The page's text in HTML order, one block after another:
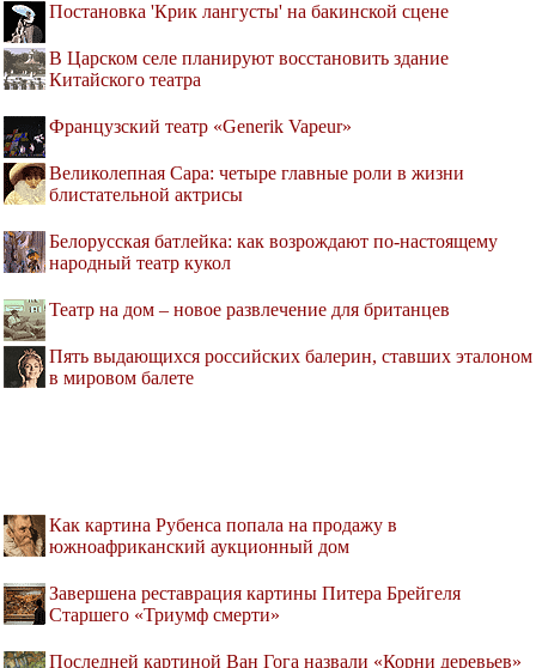
Постановка 'Крик лангусты' на бакинской сцене
В Царском селе планируют восстановить здание
Китайского театра
Французский театр «Generik Vapeur»
Великолепная Сара: четыре главные роли в жизни
блистательной актрисы
Белорусская батлейка: как возрождают по-настоящему
народный театр кукол
Театр на дом – новое развлечение для британцев
Пять выдающихся российских балерин, ставших эталоном
в мировом балете
Как картина Рубенса попала на продажу в
южноафриканский аукционный дом
Завершена реставрация картины Питера Брейгеля
Старшего «Триумф смерти»
Последней картиной Ван Гога назвали «Корни деревьев»